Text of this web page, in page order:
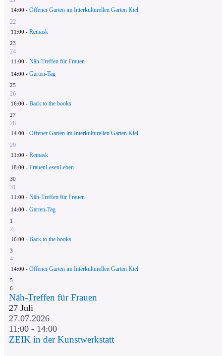
14:00 - Offener Garten im Interkulturellen Garten Kiel
22
11:00 - Remask
23
24
11:00 - Näh-Treffen für Frauen
14:00 - Garten-Tag
25
26
16:00 - Back to the books
27
28
14:00 - Offener Garten im Interkulturellen Garten Kiel
29
11:00 - Remask
18:00 - FrauenLesenLeben
30
31
11:00 - Näh-Treffen für Frauen
14:00 - Garten-Tag
1
2
16:00 - Back to the books
3
4
14:00 - Offener Garten im Interkulturellen Garten Kiel
5
6
Näh-Treffen für Frauen
27 Juli
27.07.2026
11:00 - 14:00
ZEIK in der Kunstwerkstatt